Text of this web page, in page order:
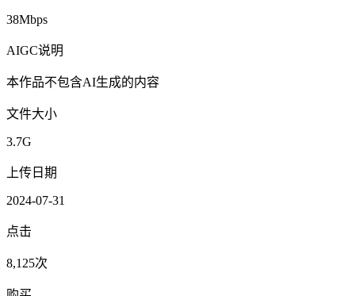
38Mbps
AIGC说明
本作品不包含AI生成的内容
文件大小
3.7G
上传日期
2024-07-31
点击
8,125次